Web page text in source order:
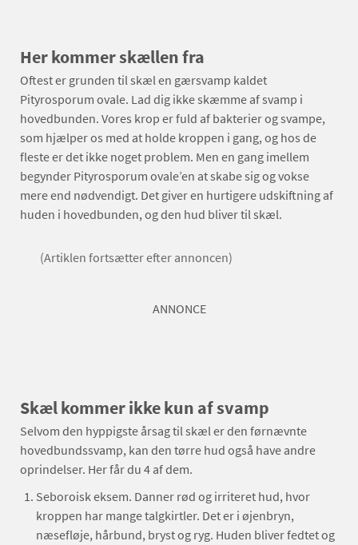
Her kommer skællen fra
Oftest er grunden til skæl en gærsvamp kaldet
Pityrosporum ovale. Lad dig ikke skæmme af svamp i
hovedbunden. Vores krop er fuld af bakterier og svampe,
som hjælper os med at holde kroppen i gang, og hos de
fleste er det ikke noget problem. Men en gang imellem
begynder Pityrosporum ovale’en at skabe sig og vokse
mere end nødvendigt. Det giver en hurtigere udskiftning af
huden i hovedbunden, og den hud bliver til skæl.
(Artiklen fortsætter efter annoncen)
ANNONCE
Skæl kommer ikke kun af svamp
Selvom den hyppigste årsag til skæl er den førnævnte
hovedbundssvamp, kan den tørre hud også have andre
oprindelser. Her får du 4 af dem.
Seboroisk eksem. Danner rød og irriteret hud, hvor
kroppen har mange talgkirtler. Det er i øjenbryn,
næsefløje, hårbund, bryst og ryg. Huden bliver fedtet og